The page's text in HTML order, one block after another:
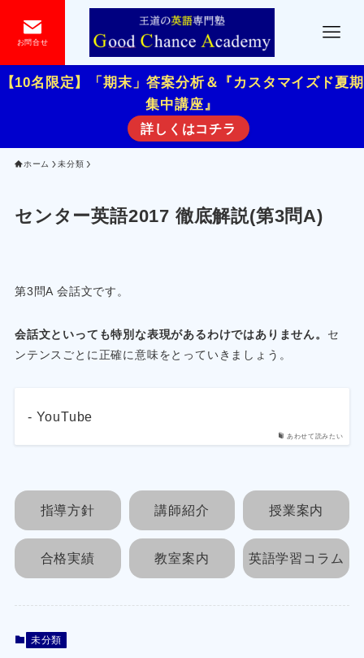
お問合せ
【10名限定】「期末」答案分析＆『カスタマイズド夏期
集中講座』
詳しくはコチラ
ホーム 未分類
センター英語2017 徹底解説(第3問A)
第3問A 会話文です。
会話文といっても特別な表現があるわけではありません。 セ
ンテンスごとに正確に意味をとっていきましょう。
あわせて読みたい
- YouTube
指導方針 講師紹介 授業案内
合格実績 教室案内 英語学習コラム
未分類